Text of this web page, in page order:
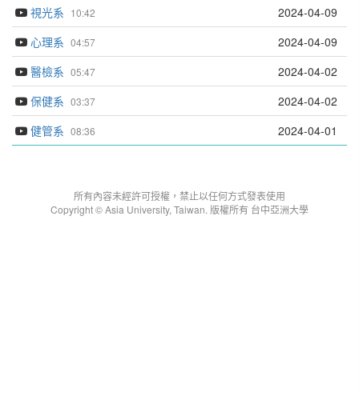
10:42
視光系 2024-04-09
04:57
心理系 2024-04-09
05:47
醫檢系 2024-04-02
03:37
保健系 2024-04-02
08:36
健管系 2024-04-01
所有內容未經許可授權，禁止以任何方式發表使用
Copyright © Asia University, Taiwan. 版權所有 台中亞洲大學